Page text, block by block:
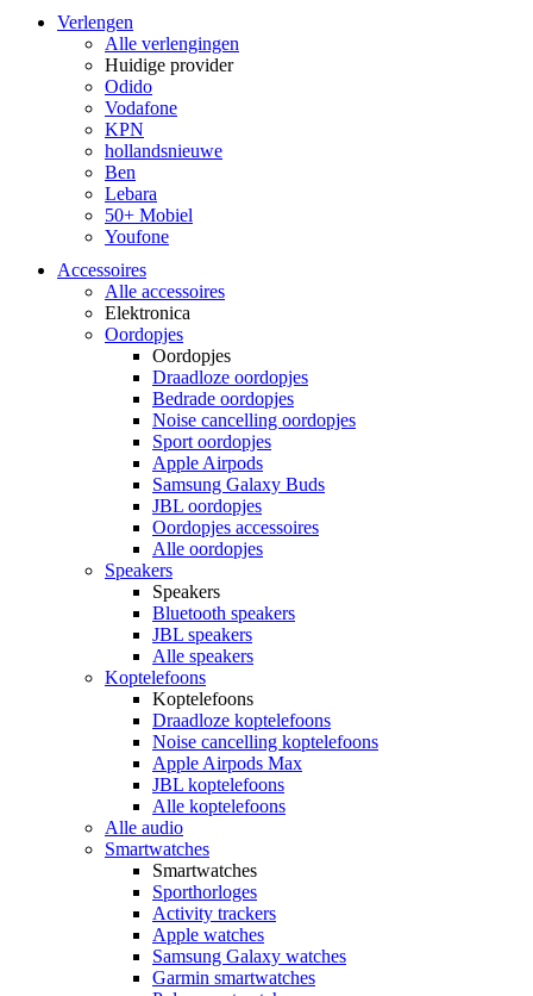
Verlengen
Alle verlengingen
Huidige provider
Odido
Vodafone
KPN
hollandsnieuwe
Ben
Lebara
50+ Mobiel
Youfone
Accessoires
Alle accessoires
Elektronica
Oordopjes
Oordopjes
Draadloze oordopjes
Bedrade oordopjes
Noise cancelling oordopjes
Sport oordopjes
Apple Airpods
Samsung Galaxy Buds
JBL oordopjes
Oordopjes accessoires
Alle oordopjes
Speakers
Speakers
Bluetooth speakers
JBL speakers
Alle speakers
Koptelefoons
Koptelefoons
Draadloze koptelefoons
Noise cancelling koptelefoons
Apple Airpods Max
JBL koptelefoons
Alle koptelefoons
Alle audio
Smartwatches
Smartwatches
Sporthorloges
Activity trackers
Apple watches
Samsung Galaxy watches
Garmin smartwatches